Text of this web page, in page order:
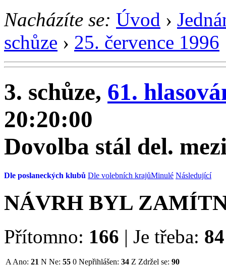
Nacházíte se: Úvod ›
schůze › 25. července 1996
3. schůze, 61.
20:20:00
Dovolba stál del.
Dle poslaneckých klubů Dle volebních krajůMinulé Následující
NÁVRH BYL
Přítomno: 166 | Je třeba: 84
A Ano: 21 N Ne: 55 0 Nepřihlášen: 34 Z Zdržel se: 90